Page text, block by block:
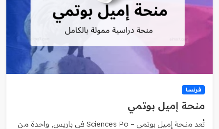
فرنسا
منحة إميل بوتمي
تُعد منحة إميل بوتمي – Sciences Po في باريس, واحدة من